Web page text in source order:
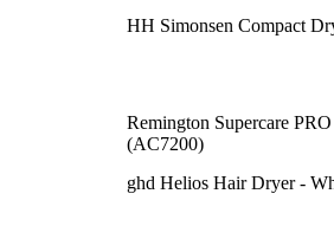
HH Simonsen Compact
Remington Supercare
(AC7200)
ghd Helios Hair Dryer -